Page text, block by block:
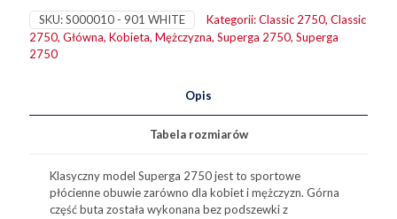
Classic
White
SKU:S000010 - 901 WHITE Kategorii:Classic 2750, Classic
2750, Główna, Kobieta, Mężczyzna, Superga 2750, Superga
2750
Opis
Tabela rozmiarów
Klasyczny model Superga 2750 jest to sportowe
płócienne obuwie zarówno dla kobiet i mężczyzn. Górna
część buta została wykonana bez podszewki z